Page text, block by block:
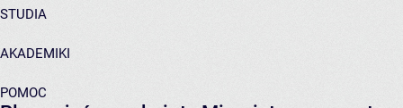
STUDIA
AKADEMIKI
POMOC